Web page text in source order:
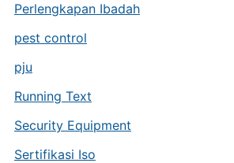
Perlengkapan Ibadah
pest control
pju
Running Text
Security Equipment
Sertifikasi Iso